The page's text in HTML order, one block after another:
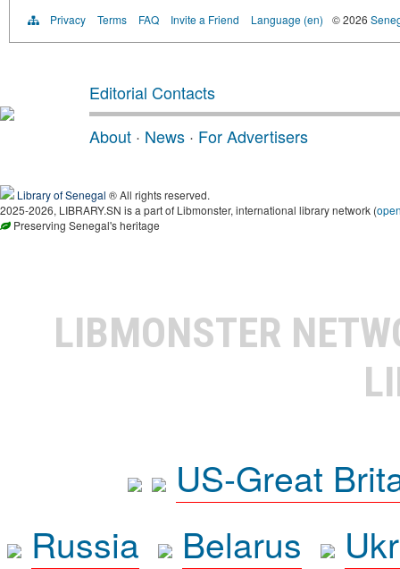
Privacy Terms FAQ Invite a Friend Language (en) © 2026
Editorial Contacts
About · News · For Advertisers
Library of Senegal ® All rights reserved.
2025-2026, LIBRARY.SN is a part of Libmonster, international library network (
Preserving Senegal's heritage
LIBMONSTER
US-Great
Russia
Belarus